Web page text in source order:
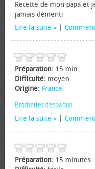
Recette de mon papa et
jamais démenti
Lire la suite
Préparation: 15 min
Difficulté: moyen
Origine: France
Brochettes d'espadon
Lire la suite
Préparation: 15 minutes